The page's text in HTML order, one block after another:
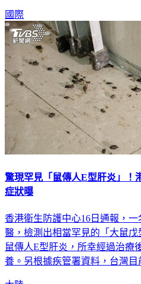
國際
驚現罕見「鼠傳人E型肝炎」！
香港衛生防護中心16日通報，
醫，檢測出相當罕見的「大鼠
鼠傳人E型肝炎，所幸經過治療